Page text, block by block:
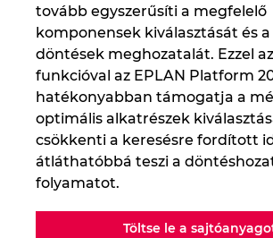
tovább egyszerűsíti a megfelelő
komponensek kiválasztását és
döntések meghozatalát. Ezzel
funkcióval az EPLAN Platform
hatékonyabban támogatja a
optimális alkatrészek
csökkenti a keresésre fordított
átláthatóbbá teszi a
folyamatot.
Töltse le a